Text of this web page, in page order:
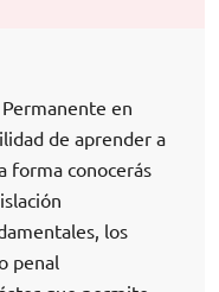
en
de aprender a
forma conocerás
los
penal